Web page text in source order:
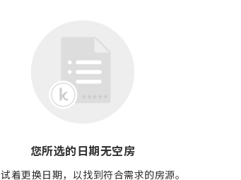
您所选的日期无空房
着更换日期，以找到符合需求的房源。